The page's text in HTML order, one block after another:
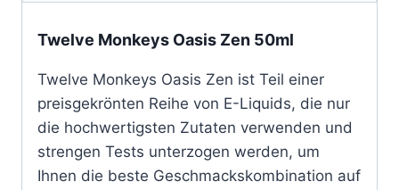
Twelve Monkeys Oasis Zen 50ml
Twelve Monkeys Oasis Zen ist Teil einer
preisgekrönten Reihe von E-Liquids, die nur
die hochwertigsten Zutaten verwenden und
strengen Tests unterzogen werden, um
Ihnen die beste Geschmackskombination auf